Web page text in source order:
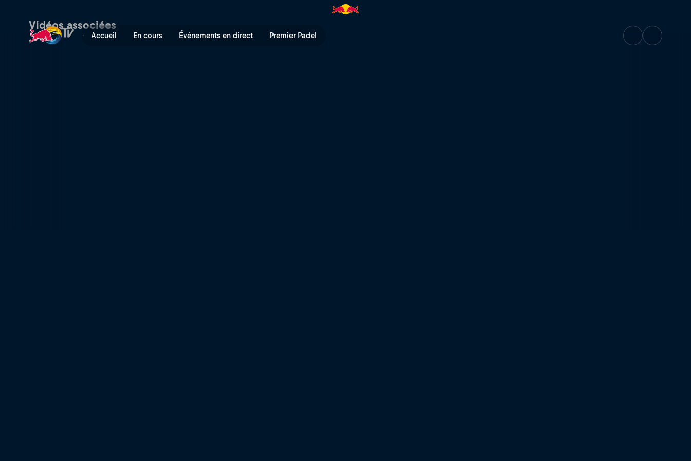
Accueil En cours Événements en direct Premier Padel
Vidéos associées